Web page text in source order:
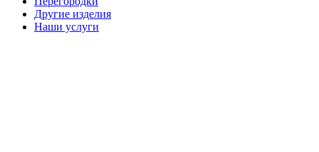
Другие изделия
Наши услуги